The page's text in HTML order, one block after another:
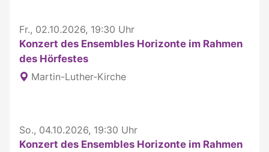
Fr., 02.10.2026, 19:30 Uhr
Konzert des Ensembles Horizonte im Rahmen
des Hörfestes
Martin-Luther-Kirche
So., 04.10.2026, 19:30 Uhr
Konzert des Ensembles Horizonte im Rahmen